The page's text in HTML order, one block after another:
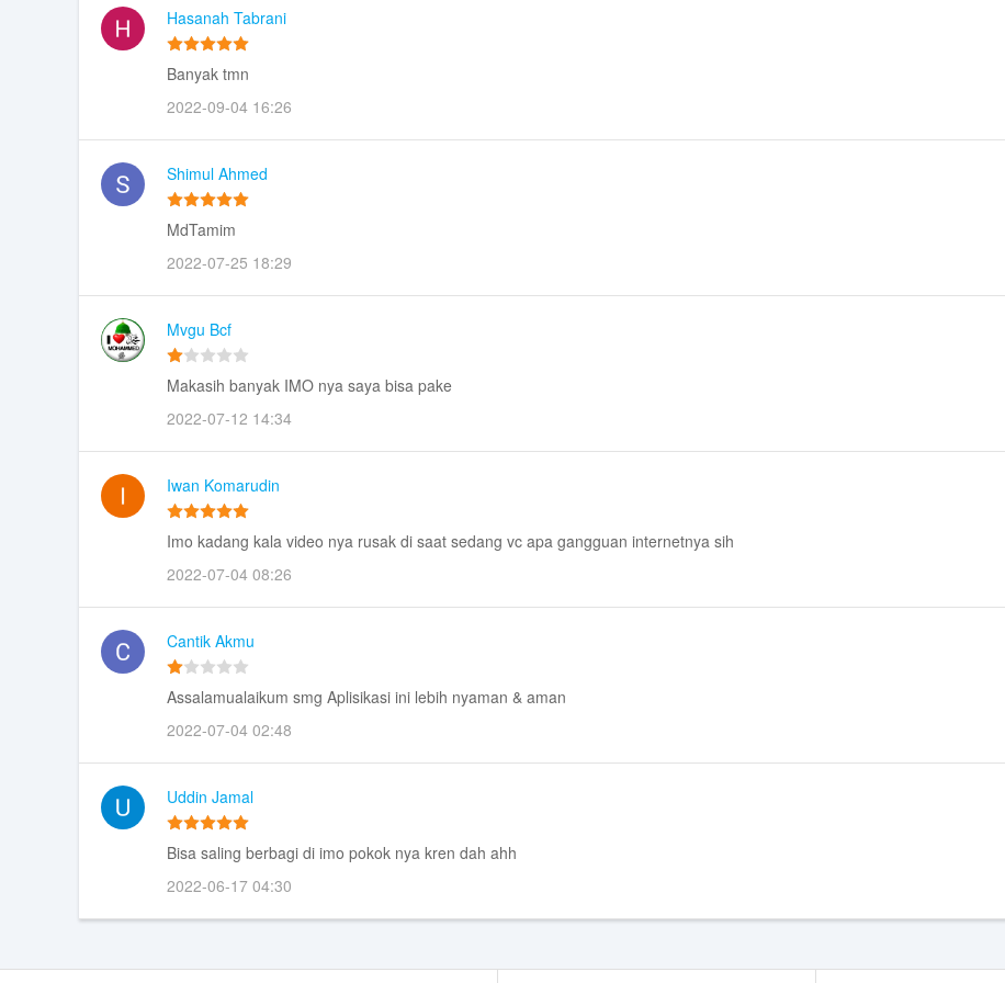
Hasanah Tabrani
Banyak tmn
2022-09-04 16:26
Shimul Ahmed
MdTamim
2022-07-25 18:29
Mvgu Bcf
Makasih banyak IMO nya saya bisa pake
2022-07-12 14:34
Iwan Komarudin
Imo kadang kala video nya rusak di saat sedang vc apa gangguan internetnya sih
2022-07-04 08:26
Cantik Akmu
Assalamualaikum smg Aplisikasi ini lebih nyaman & aman
2022-07-04 02:48
Uddin Jamal
Bisa saling berbagi di imo pokok nya kren dah ahh
2022-06-17 04:30